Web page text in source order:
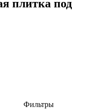
плитка под
Фильтры